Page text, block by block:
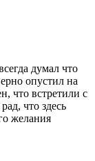
думал что
опустил на
что встретили с
что здесь
желания